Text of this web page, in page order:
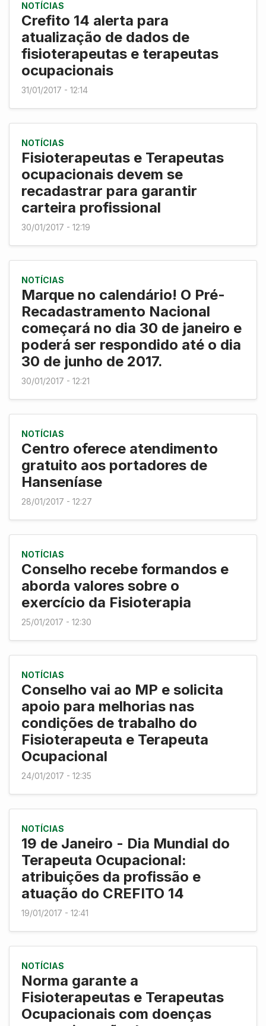
NOTÍCIAS
Crefito 14 alerta para
atualização de dados de
fisioterapeutas e terapeutas
ocupacionais
31/01/2017 - 12:14
NOTÍCIAS
Fisioterapeutas e Terapeutas
ocupacionais devem se
recadastrar para garantir
carteira profissional
30/01/2017 - 12:19
NOTÍCIAS
Marque no calendário! O Pré-
Recadastramento Nacional
começará no dia 30 de janeiro e
poderá ser respondido até o dia
30 de junho de 2017.
30/01/2017 - 12:21
NOTÍCIAS
Centro oferece atendimento
gratuito aos portadores de
Hanseníase
28/01/2017 - 12:27
NOTÍCIAS
Conselho recebe formandos e
aborda valores sobre o
exercício da Fisioterapia
25/01/2017 - 12:30
NOTÍCIAS
Conselho vai ao MP e solicita
apoio para melhorias nas
condições de trabalho do
Fisioterapeuta e Terapeuta
Ocupacional
24/01/2017 - 12:35
NOTÍCIAS
19 de Janeiro - Dia Mundial do
Terapeuta Ocupacional:
atribuições da profissão e
atuação do CREFITO 14
19/01/2017 - 12:41
NOTÍCIAS
Norma garante a
Fisioterapeutas e Terapeutas
Ocupacionais com doenças